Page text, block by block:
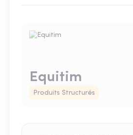
Equitim
Produits Structurés